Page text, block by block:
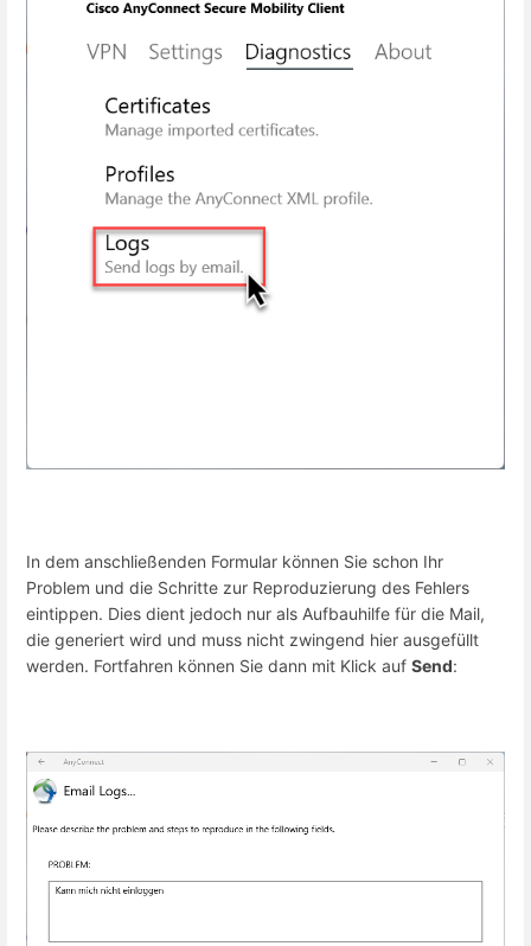
In dem anschließenden Formular können Sie schon Ihr
Problem und die Schritte zur Reproduzierung des Fehlers
eintippen. Dies dient jedoch nur als Aufbauhilfe für die Mail,
die generiert wird und muss nicht zwingend hier ausgefüllt
werden. Fortfahren können Sie dann mit Klick auf Send: